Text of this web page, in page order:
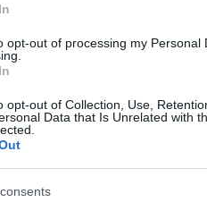
opt-out of processing my Personal
opt-out of Collection, Use,
Data that Is Unrelated with
novembro, o fluxo cambial
. Essa informação é
pelo país. No canal
revelou um saldo